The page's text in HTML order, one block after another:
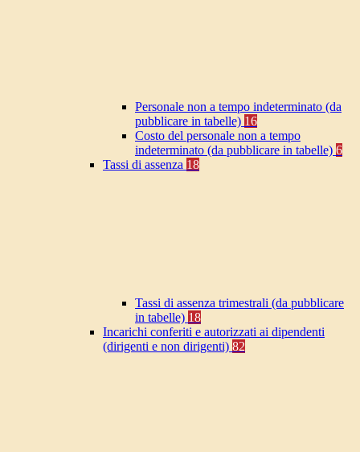
Personale non a tempo indeterminato (da
pubblicare in tabelle) 16
Costo del personale non a tempo
indeterminato (da pubblicare in tabelle) 6
Tassi di assenza 18
Tassi di assenza trimestrali (da pubblicare
in tabelle) 18
Incarichi conferiti e autorizzati ai dipendenti
(dirigenti e non dirigenti) 82